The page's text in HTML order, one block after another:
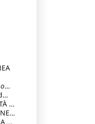
a
a
a